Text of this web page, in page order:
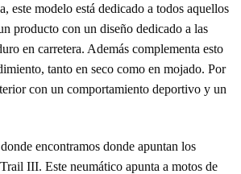
este modelo está dedicado a todos aquellos
producto con un diseño dedicado a las
en carretera. Además complementa esto
tanto en seco como en mojado. Por
con un comportamiento deportivo y un
encontramos donde apuntan los
III. Este neumático apunta a motos de